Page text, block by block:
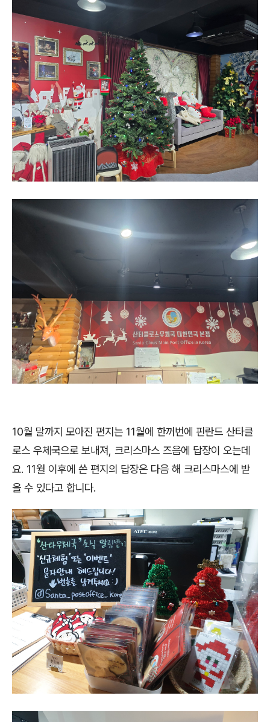
10월 말까지 모아진 편지는 11월에 한꺼번에 핀란드 산타클
로스 우체국으로 보내져, 크리스마스 즈음에 답장이 오는데
요. 11월 이후에 쓴 편지의 답장은 다음 해 크리스마스에 받
을 수 있다고 합니다.